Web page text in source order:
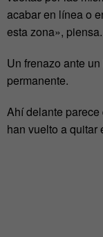
acabar en línea o
esta zona», piensa.
Un frenazo ante
permanente.
Ahí delante
han vuelto a quitar